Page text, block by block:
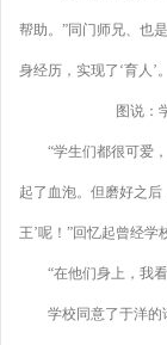
帮助。”同门师兄、也
身经历，实现了‘育人’
图说：
“学生们都很可爱，
起了血泡。但磨好之后
王’呢！”回忆起曾经学
“在他们身上，我看
学校同意了于洋的